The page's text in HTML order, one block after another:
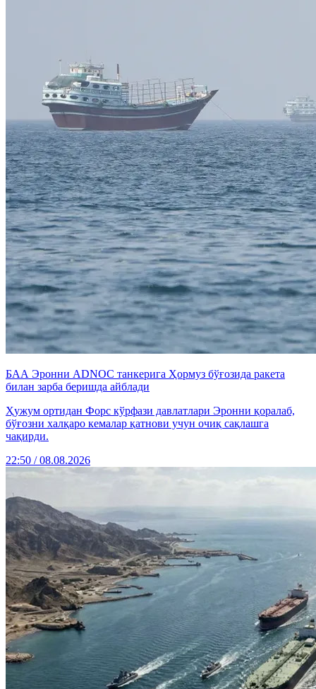
БАА Эронни ADNOC танкерига Ҳормуз бўғозида ракета
билан зарба беришда айблади
Ҳужум ортидан Форс кўрфази давлатлари Эронни қоралаб,
бўғозни халқаро кемалар қатнови учун очиқ сақлашга
чақирди.
22:50 / 08.08.2026